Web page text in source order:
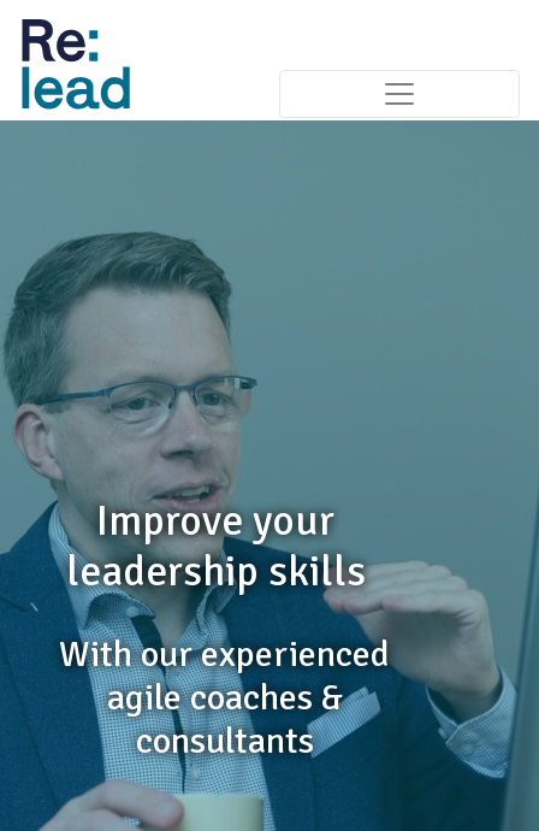
Improve your
leadership skills
With our experienced
agile coaches &
consultants